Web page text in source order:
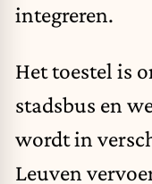
integreren.
Het toestel is
stadsbus en
wordt in
Leuven